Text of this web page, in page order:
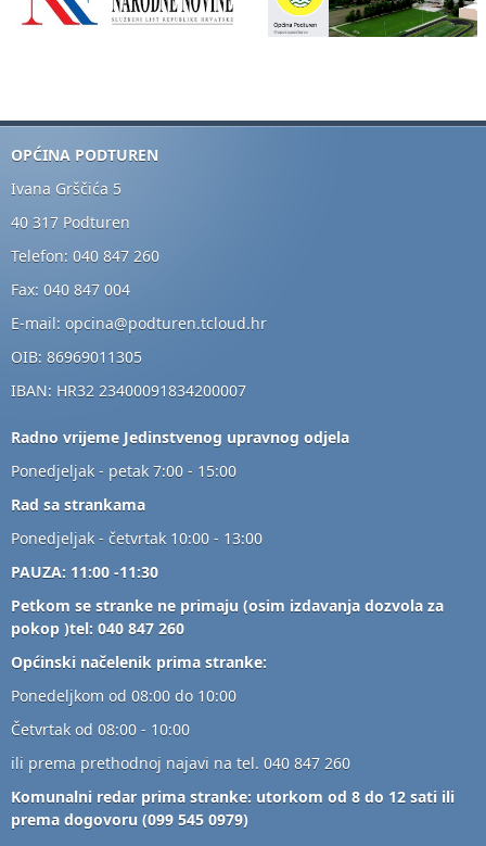
OPĆINA PODTUREN
Ivana Grščića 5
40 317 Podturen
Telefon: 040 847 260
Fax: 040 847 004
E-mail: opcina@podturen.tcloud.hr
OIB: 86969011305
IBAN: HR32 23400091834200007
Radno vrijeme Jedinstvenog upravnog odjela
Ponedjeljak - petak 7:00 - 15:00
Rad sa strankama
Ponedjeljak - četvrtak 10:00 - 13:00
PAUZA: 11:00 -11:30
Petkom se stranke ne primaju (osim izdavanja dozvola za
pokop )tel: 040 847 260
Općinski načelenik prima stranke:
Ponedeljkom od 08:00 do 10:00
Četvrtak od 08:00 - 10:00
ili prema prethodnoj najavi na tel. 040 847 260
Komunalni redar prima stranke: utorkom od 8 do 12 sati ili
prema dogovoru (099 545 0979)